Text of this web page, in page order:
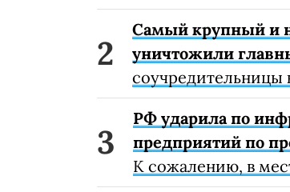
Самый крупный и
уничтожили
соучредительницы
РФ ударила по
предприятий по
К сожалению, в